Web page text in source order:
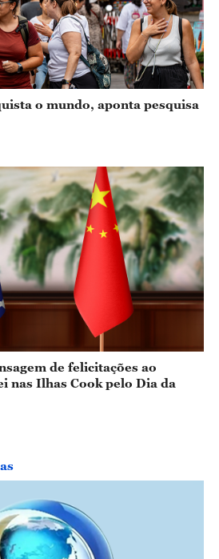
o mundo, aponta pesquisa
de felicitações ao
nas Ilhas Cook pelo Dia da